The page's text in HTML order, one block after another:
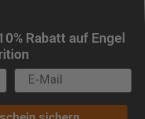
Rabatt auf Engel